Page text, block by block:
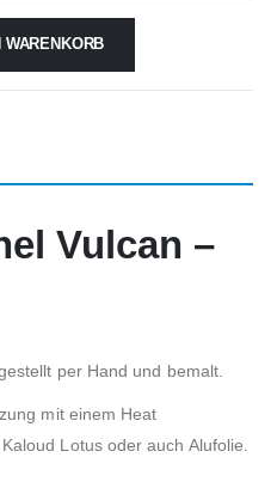
WARENKORB
Vulcan –
per Hand und bemalt.
mit einem Heat
Lotus oder auch Alufolie.